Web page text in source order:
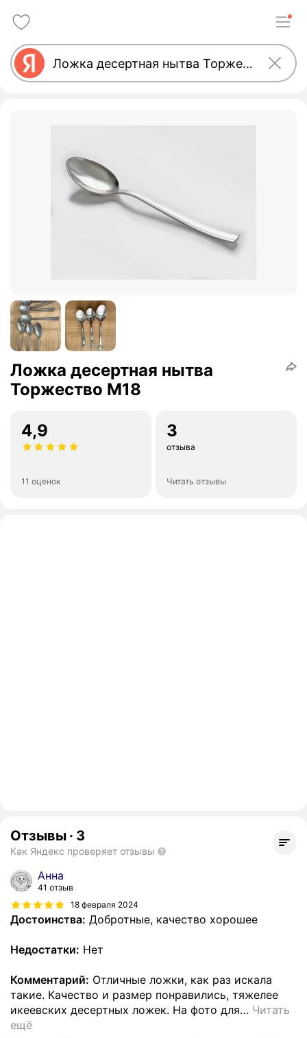
Ложка десертная нытва
Торжество М18
4,9
11 оценок
3
отзыва
Читать отзывы
Отзывы · 3
Как Яндекс проверяет отзывы
Анна
41 отзыв
18 февраля 2024
Достоинства: Добротные, качество хорошее
Недостатки: Нет
Комментарий: Отличные ложки, как раз искала
такие. Качество и размер понравились, тяжелее
икеевских десертных ложек. На фото для… Читать
ещё